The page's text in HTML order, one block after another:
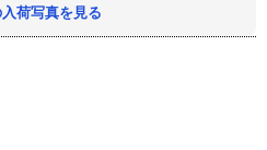
荷写真を見る